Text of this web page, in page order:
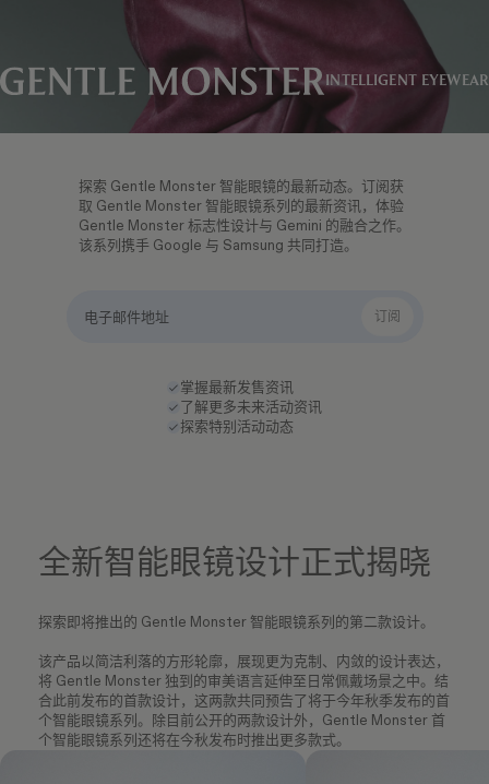
GENTLE MONSTER
INTELLIGENT EYEWEAR
探索 Gentle Monster 智能眼镜的最新动态。订阅获
取 Gentle Monster 智能眼镜系列的最新资讯，体验
Gentle Monster 标志性设计与 Gemini 的融合之作。
该系列携手 Google 与 Samsung 共同打造。
电子邮件地址
订阅
掌握最新发售资讯
了解更多未来活动资讯
探索特别活动动态
全新智能眼镜设计正式揭晓
探索即将推出的 Gentle Monster 智能眼镜系列的第二款设计。
该产品以简洁利落的方形轮廓，展现更为克制、内敛的设计表达，
将 Gentle Monster 独到的审美语言延伸至日常佩戴场景之中。结
合此前发布的首款设计，这两款共同预告了将于今年秋季发布的首
个智能眼镜系列。除目前公开的两款设计外，Gentle Monster 首
个智能眼镜系列还将在今秋发布时推出更多款式。